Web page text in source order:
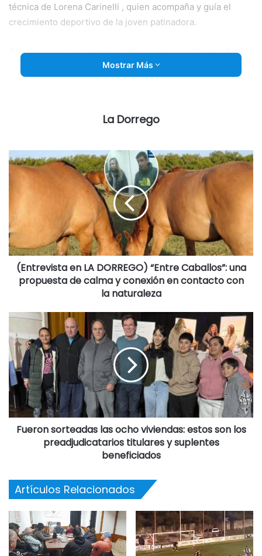
técnica de Lorena Carinelli , quien acompaña y guía el
crecimiento deportivo de la joven patinadora.
Como reconocimiento a sus destacados resultados, De
Marco fue convocada para integrar la Selección Argentina
las tres mejores patinadoras del ranking nacional de cada
Destacadas
Mostrar Más
La Dorrego
(Entrevista en LA DORREGO) “Entre Caballos”: una
propuesta de calma y conexión en contacto con
la naturaleza
Fueron sorteadas las ocho viviendas: estos son los
preadjudicatarios titulares y suplentes
beneficiados
Artículos Relacionados